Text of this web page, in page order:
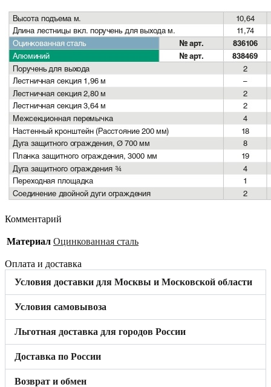
Комментарий
Материал Оцинкованная сталь
Оплата и доставка
Условия доставки для Москвы и Московской области
Условия самовывоза
Льготная доставка для городов России
Доставка по России
Возврат и обмен